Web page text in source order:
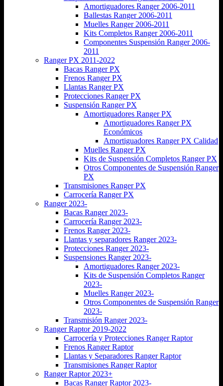
Amortiguadores Ranger 2006-2011
Ballestas Ranger 2006-2011
Muelles Ranger 2006-2011
Kits Completos Ranger 2006-2011
Componentes Suspensión Ranger 2006-
2011
Ranger PX 2011-2022
Bacas Ranger PX
Frenos Ranger PX
Llantas Ranger PX
Protecciones Ranger PX
Suspensión Ranger PX
Amortiguadores Ranger PX
Amortiguadores Ranger PX
Económicos
Amortiguadores Ranger PX Calidad
Muelles Ranger PX
Kits de Suspensión Completos Ranger PX
Otros Componentes de Suspensión Ranger
PX
Transmisiones Ranger PX
Carrocería Ranger PX
Ranger 2023-
Bacas Ranger 2023-
Carrocería Ranger 2023-
Frenos Ranger 2023-
Llantas y separadores Ranger 2023-
Protecciones Ranger 2023-
Suspensiones Ranger 2023-
Amortiguadores Ranger 2023-
Kits de Suspensión Completos Ranger
2023-
Muelles Ranger 2023-
Otros Componentes de Suspensión Ranger
2023-
Transmisión Ranger 2023-
Ranger Raptor 2019-2022
Carrocería y Protecciones Ranger Raptor
Frenos Ranger Raptor
Llantas y Separadores Ranger Raptor
Transmisiones Ranger Raptor
Ranger Raptor 2023+
Bacas Ranger Raptor 2023-